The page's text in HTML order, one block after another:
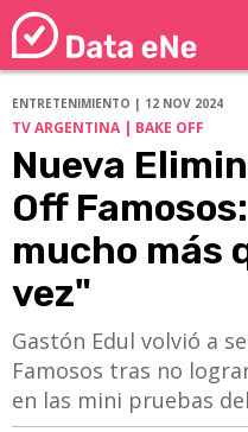
ENTRETENIMIENTO | 12 NOV 2024
TV ARGENTINA | BAKE OFF
Nueva
Off
mucho más
vez"
Gastón Edul volvió a
Famosos tras no
en las mini pruebas